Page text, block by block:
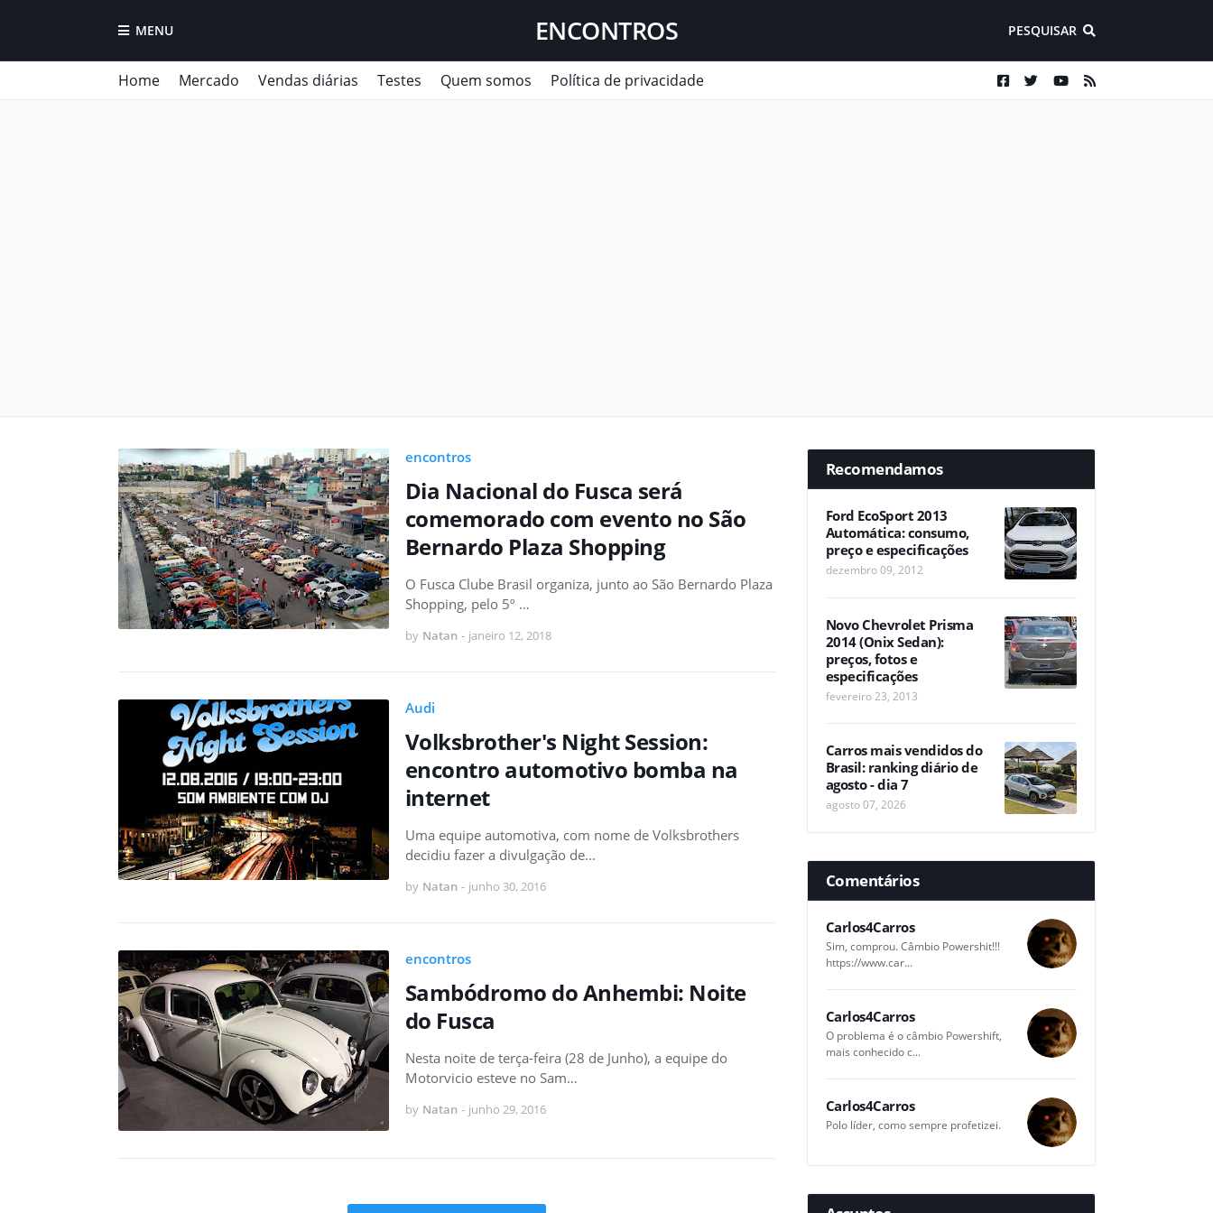
MENU ENCONTROS PESQUISAR
Home Mercado Vendas diárias Testes Quem somos Política de privacidade
encontros
Dia Nacional do Fusca será
comemorado com evento no São
Bernardo Plaza Shopping
O Fusca Clube Brasil organiza, junto ao São Bernardo Plaza
Shopping, pelo 5º …
by Natan - janeiro 12, 2018
Audi
Volksbrother's Night Session:
encontro automotivo bomba na
internet
Uma equipe automotiva, com nome de Volksbrothers
decidiu fazer a divulgação de…
by Natan - junho 30, 2016
encontros
Sambódromo do Anhembi: Noite
do Fusca
Nesta noite de terça-feira (28 de Junho), a equipe do
Motorvicio esteve no Sam…
by Natan - junho 29, 2016
Recomendamos
Ford EcoSport 2013
Automática: consumo,
preço e especificações
dezembro 09, 2012
Novo Chevrolet Prisma
2014 (Onix Sedan):
preços, fotos e
especificações
fevereiro 23, 2013
Carros mais vendidos do
Brasil: ranking diário de
agosto - dia 7
agosto 07, 2026
Comentários
Carlos4Carros
Sim, comprou. Câmbio Powershit!!!
https://www.car...
Carlos4Carros
O problema é o câmbio Powershift,
mais conhecido c...
Carlos4Carros
Polo líder, como sempre profetizei.